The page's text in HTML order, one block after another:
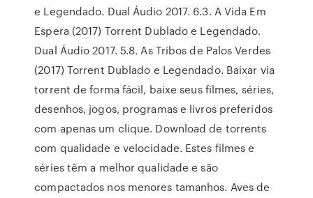
e Legendado. Dual Áudio 2017. 6.3. A Vida Em
Espera (2017) Torrent Dublado e Legendado.
Dual Áudio 2017. 5.8. As Tribos de Palos Verdes
(2017) Torrent Dublado e Legendado. Baixar via
torrent de forma fácil, baixe seus filmes, séries,
desenhos, jogos, programas e livros preferidos
com apenas um clique. Download de torrents
com qualidade e velocidade. Estes filmes e
séries têm a melhor qualidade e são
compactados nos menores tamanhos. Aves de